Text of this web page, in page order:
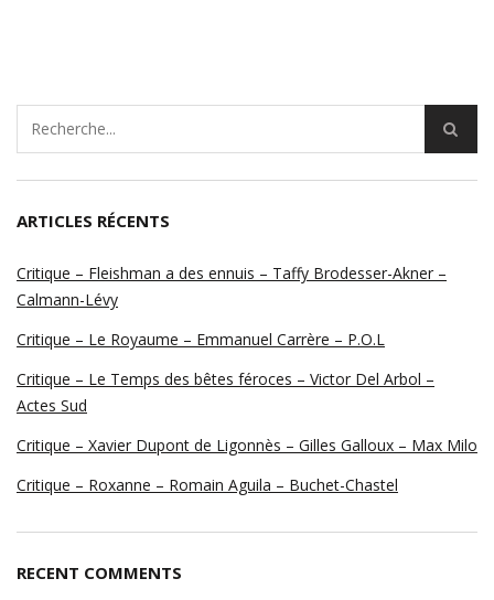
ARTICLES RÉCENTS
Critique – Fleishman a des ennuis – Taffy Brodesser-Akner –
Calmann-Lévy
Critique – Le Royaume – Emmanuel Carrère – P.O.L
Critique – Le Temps des bêtes féroces – Victor Del Arbol –
Actes Sud
Critique – Xavier Dupont de Ligonnès – Gilles Galloux – Max Milo
Critique – Roxanne – Romain Aguila – Buchet-Chastel
RECENT COMMENTS